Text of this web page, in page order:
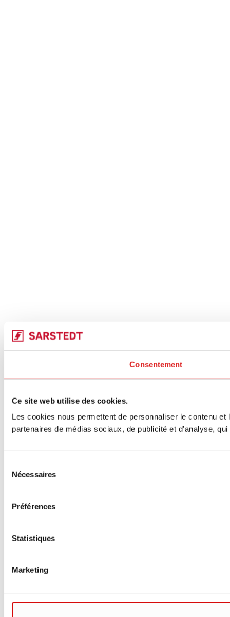
Consentement
Ce site web utilise des cookies.
Les cookies nous permettent de personnaliser le contenu
partenaires de médias sociaux, de publicité et d'analyse,
Nécessaires
Préférences
Statistiques
Marketing